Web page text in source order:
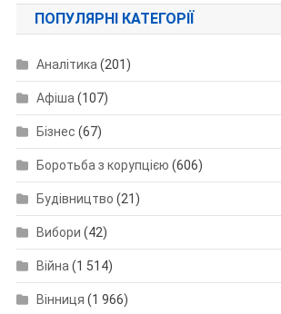
ПОПУЛЯРНІ КАТЕГОРІЇ
Аналітика (201)
Афіша (107)
Бізнес (67)
Боротьба з корупцією (606)
Будівництво (21)
Вибори (42)
Війна (1 514)
Вінниця (1 966)